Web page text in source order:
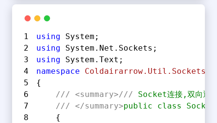
using System;
using System.Net.Sockets;
using System.Text;
namespace
Coldairarrow.Util.Sockets
{
/// <summary>/// Socket连接,双向通
/// </summary>public class
    {